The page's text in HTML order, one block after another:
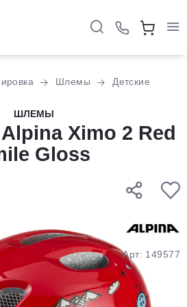
Шлемы Детские
ШЛЕМЫ
Ximo 2 Red
Gloss
Арт: 149577